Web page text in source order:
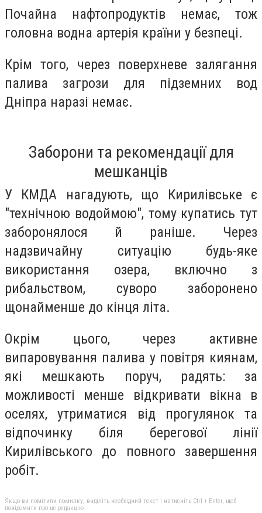
Почайна нафтопродуктів немає, тож
головна водна артерія країни у безпеці.
Крім того, через поверхневе залягання
палива загрози для підземних вод
Дніпра наразі немає.
Заборони та рекомендації для
мешканців
У КМДА нагадують, що Кирилівське є
"технічною водоймою", тому купатись тут
заборонялося й раніше. Через
надзвичайну ситуацію будь-яке
використання озера, включно з
рибальством, суворо заборонено
щонайменше до кінця літа.
Окрім цього, через активне
випаровування палива у повітря киянам,
які мешкають поруч, радять: за
можливості менше відкривати вікна в
оселях, утриматися від прогулянок та
відпочинку біля берегової лінії
Кирилівського до повного завершення
робіт.
Якщо ви помітили помилку, виділіть необхідний текст і натисніть Ctrl + Enter, щоб
повідомити про це редакцію